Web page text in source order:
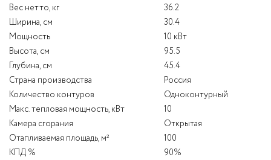
Вес нетто, кг
36.2
Ширина, см
30.4
Мощность
10 кВт
Высота, см
95.5
Глубина, см
45.4
Страна производства
Россия
Количество контуров
Одноконтурный
Макс. тепловая мощность, кВт
10
Камера сгорания
Открытая
Отапливаемая площадь, м²
100
КПД %
90%